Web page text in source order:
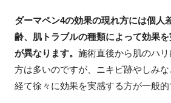
ダーマペン4の効果の現れ方には個人
齢、肌トラブルの種類によって効果
が異なります。 施術直後から肌のハ
方は多いのですが、ニキビ跡やしみ
経て徐々に効果を実感する方が一般的